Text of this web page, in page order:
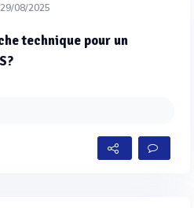
08/2025
technique pour un